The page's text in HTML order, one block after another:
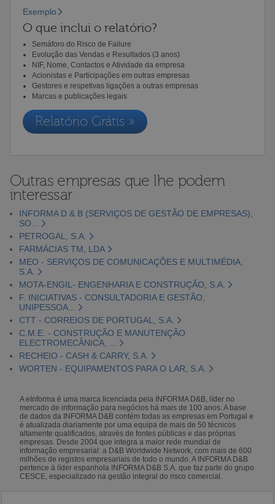
Exemplo
O que inclui o relatório?
Semáforo do Risco de Failure
Evolução das Vendas e Resultados (3 anos)
NIF, Nome, Contactos e Atividade da empresa
Acionistas e Participações em outras empresas
Gestores e respetivas ligações a outras empresas
Marcas e publicações legais
Relatório Grátis »
Outras empresas que lhe podem
interessar
INFORMA D & B (SERVIÇOS DE GESTÃO DE EMPRESAS),
SO...
PETROGAL, S.A.
FARMÁCIAS TM, LDA
MEO - SERVIÇOS DE COMUNICAÇÕES E MULTIMÉDIA,
S.A.
MOTA-ENGIL- ENGENHARIA E CONSTRUÇÃO, S.A.
F. INICIATIVAS - CONSULTADORIA E GESTÃO,
UNIPESSOA...
CTT - CORREIOS DE PORTUGAL, S.A.
C.M.E. - CONSTRUÇÃO E MANUTENÇÃO
ELECTROMECÂNICA, ...
RECHEIO - CASH & CARRY, S.A.
WORTEN - EQUIPAMENTOS PARA O LAR, S.A.
A eInforma é uma marca licenciada pela INFORMA D&B, líder no
mercado de informação para negócios há mais de 100 anos. A base
de dados da INFORMA D&B contém todas as empresas em Portugal e
é atualizada diariamente por uma equipa de mais de 50 técnicos
altamente qualificados, através de fontes públicas e das próprias
empresas. Desde 2004 que integra a maior rede mundial de
informação empresarial: a D&B Worldwide Network, com mais de 600
milhões de registos empresariais de todo o mundo. A INFORMA D&B
pertence à líder espanhola INFORMA D&B S.A. que faz parte do grupo
CESCE, especializado na gestão integral do risco comercial.